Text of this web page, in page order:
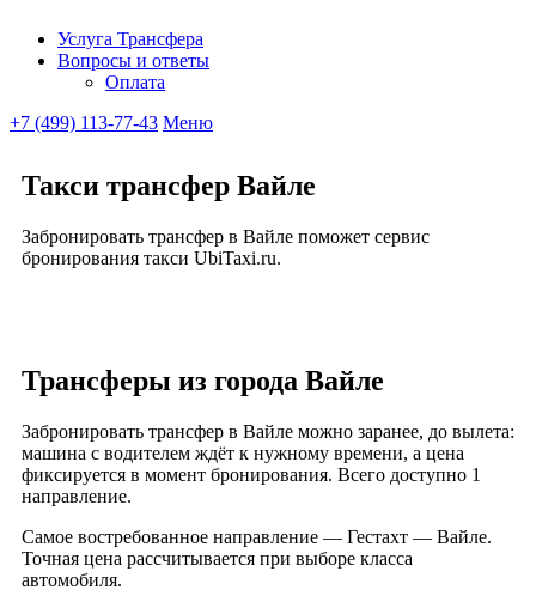
Ubitaxi
Услуга Трансфера
Вопросы и ответы
Оплата
+7 (499) 113-77-43 Меню
Такси трансфер Вайле
Забронировать трансфер в Вайле поможет сервис
бронирования такси UbiTaxi.ru.
Трансферы из города Вайле
Забронировать трансфер в Вайле можно заранее, до вылета:
машина с водителем ждёт к нужному времени, а цена
фиксируется в момент бронирования. Всего доступно 1
направление.
Самое востребованное направление — Гестахт — Вайле.
Точная цена рассчитывается при выборе класса
автомобиля.